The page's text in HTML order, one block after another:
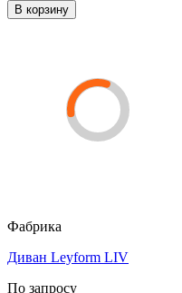
В корзину
Фабрика
Диван Leyform LIV
По запросу